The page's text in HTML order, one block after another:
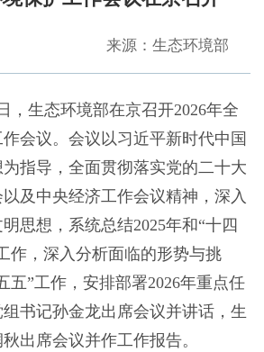
来源：生态环境部
生态环境部在京召开2026年全
会议。会议以习近平新时代中国
指导，全面贯彻落实党的二十大
及中央经济工作会议精神，深入
思想，系统总结2025年和“十四
作，深入分析面临的形势与挑
五”工作，安排部署2026年重点任
书记孙金龙出席会议并讲话，生
出席会议并作工作报告。